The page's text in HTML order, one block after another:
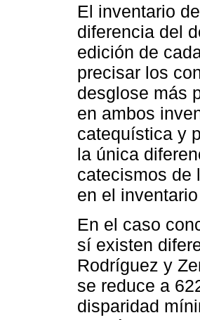
El inventario
diferencia del
edición de
precisar los
desglose más
en ambos
catequística y
la única
catecismos de
en el
En el caso
sí existen
Rodríguez y
se reduce a
disparidad